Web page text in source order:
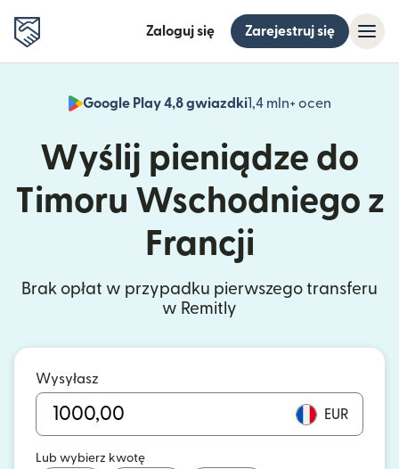
Zaloguj się Zarejestruj się
Google Play 4,8 gwiazdki1,4 mln+ ocen
(otwiera
Wyślij pieniądze do
Timoru Wschodniego z
Francji
Brak opłat w przypadku pierwszego transferu
w Remitly
Wysyłasz
EUR
Lub wybierz kwotę